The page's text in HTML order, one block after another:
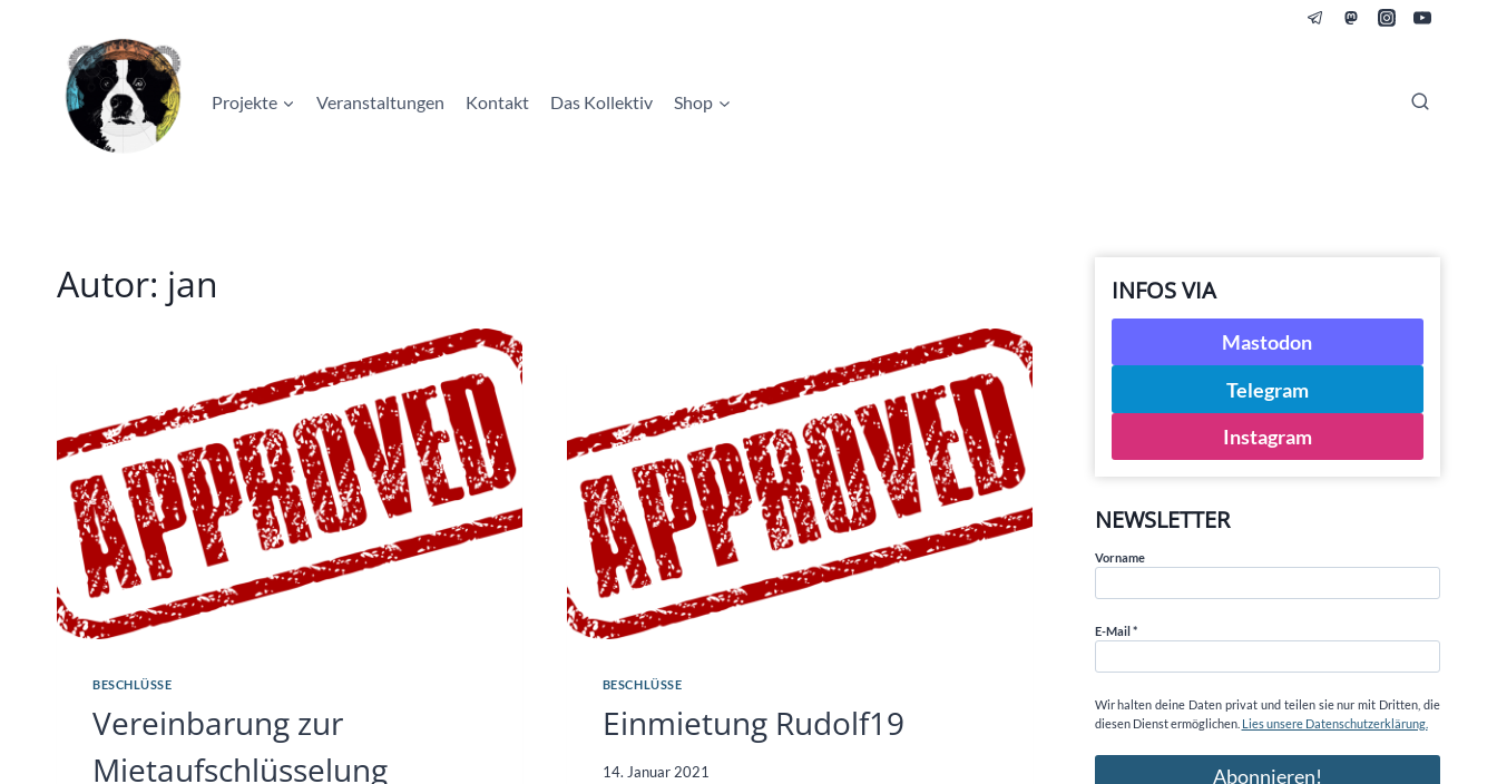
Projekte
Veranstaltungen Kontakt Das Kollektiv Shop
Autor: jan
BESCHLÜSSE
Vereinbarung zur
Mietaufschlüsselung
BESCHLÜSSE
Einmietung Rudolf19
14. Januar 2021
INFOS VIA
Mastodon
Telegram
Instagram
NEWSLETTER
Vorname
E-Mail *
Wir halten deine Daten privat und teilen sie nur mit Dritten, die
diesen Dienst ermöglichen. Lies unsere Datenschutzerklärung.